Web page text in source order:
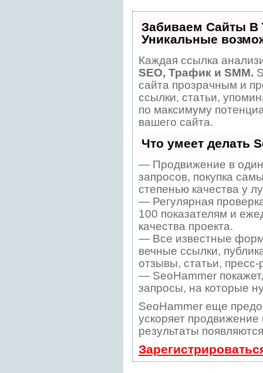
Забиваем Сайты
Уникальные
Каждая ссылка
SEO, Трафик и SMM.
сайта прозрачным и
ссылки, статьи,
по максимуму
вашего сайта.
Что умеет делать
— Продвижение в один
запросов, покупка
степенью качества у
— Регулярная
100 показателям и
качества проекта.
— Все известные
вечные ссылки,
отзывы, статьи,
— SeoHammer
запросы, на которые
SeoHammer еще
ускоряет
результаты